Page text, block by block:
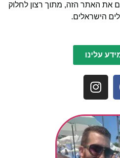
את האתר הזה, מתוך רצון לחלוק
הישראלים.
עלינו